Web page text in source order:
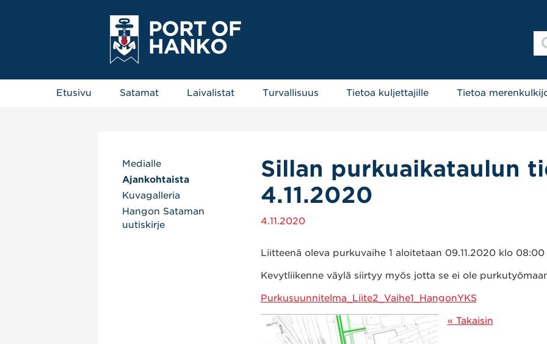
Etusivu Satamat Laivalistat Turvallisuus Tietoa kuljettajille Tietoa
Medialle
Ajankohtaista
Kuvagalleria
Hangon Sataman
uutiskirje
Sillan purkuaikataulun
4.11.2020
4.11.2020
Liitteenä oleva purkuvaihe 1 aloitetaan 09.11.2020 klo 08:00
Kevytliikenne väylä siirtyy myös jotta se ei ole
Purkusuunnitelma_Liite2_Vaihe1_HangonYKS
« Takaisin